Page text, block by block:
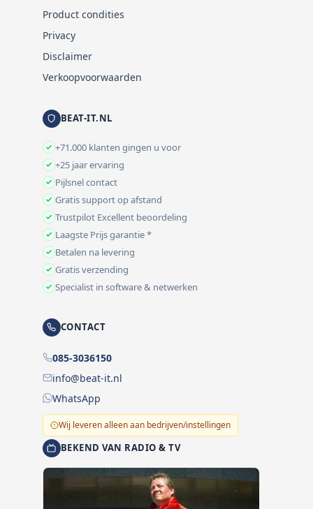
Product condities
Privacy
Disclaimer
Verkoopvoorwaarden
BEAT-IT.NL
+71.000 klanten gingen u voor
+25 jaar ervaring
Pijlsnel contact
Gratis support op afstand
Trustpilot Excellent beoordeling
Laagste Prijs garantie *
Betalen na levering
Gratis verzending
Specialist in software & netwerken
CONTACT
085-3036150
info@beat-it.nl
WhatsApp
Wij leveren alleen aan bedrijven/instellingen
BEKEND VAN RADIO & TV